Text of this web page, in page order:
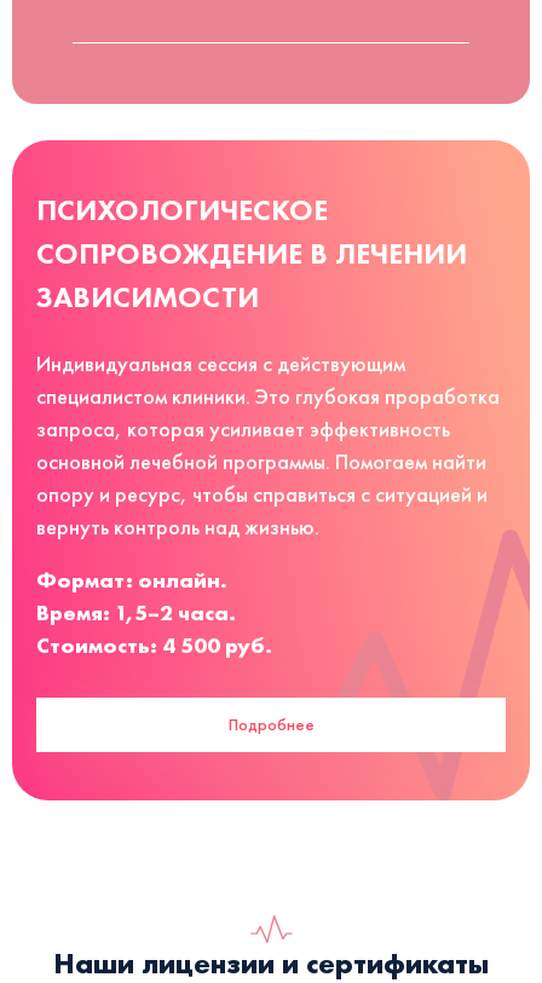
ПСИХОЛОГИЧЕСКОЕ
СОПРОВОЖДЕНИЕ В ЛЕЧЕНИИ
ЗАВИСИМОСТИ
Индивидуальная сессия с действующим
специалистом клиники. Это глубокая проработка
запроса, которая усиливает эффективность
основной лечебной программы. Помогаем найти
опору и ресурс, чтобы справиться с ситуацией и
вернуть контроль над жизнью.
Формат: онлайн.
Время: 1,5–2 часа.
Стоимость: 4 500 руб.
Подробнее
Наши лицензии и сертификаты